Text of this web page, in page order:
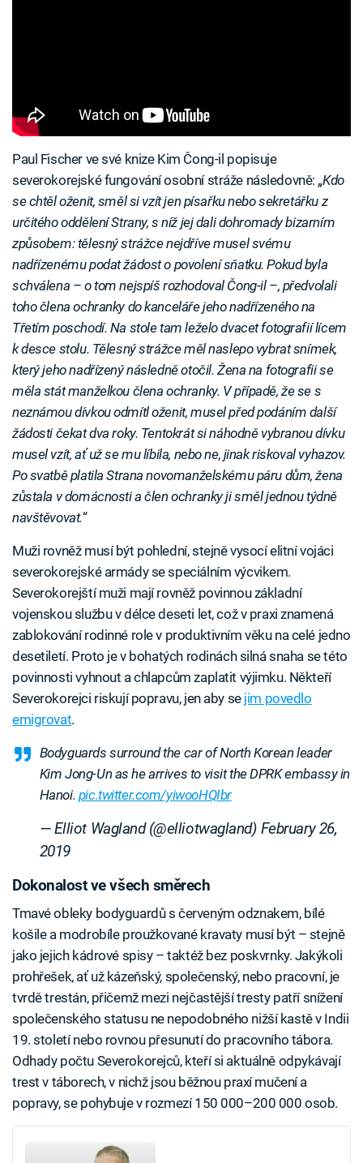
Paul Fischer ve své knize Kim Čong-il popisuje
severokorejské fungování osobní stráže následovně: „Kdo
se chtěl oženit, směl si vzít jen písařku nebo sekretářku z
určitého oddělení Strany, s níž jej dali dohromady bizarním
způsobem: tělesný strážce nejdříve musel svému
nadřízenému podat žádost o povolení sňatku. Pokud byla
schválena – o tom nejspíš rozhodoval Čong-il –, předvolali
toho člena ochranky do kanceláře jeho nadřízeného na
Třetím poschodí. Na stole tam leželo dvacet fotografií lícem
k desce stolu. Tělesný strážce měl naslepo vybrat snímek,
který jeho nadřízený následně otočil. Žena na fotografii se
měla stát manželkou člena ochranky. V případě, že se s
neznámou dívkou odmítl oženit, musel před podáním další
žádosti čekat dva roky. Tentokrát si náhodně vybranou dívku
musel vzít, ať už se mu líbila, nebo ne, jinak riskoval vyhazov.
Po svatbě platila Strana novomanželskému páru dům, žena
zůstala v domácnosti a člen ochranky ji směl jednou týdně
navštěvovat.“
Muži rovněž musí být pohlední, stejně vysocí elitní vojáci
severokorejské armády se speciálním výcvikem.
Severokorejští muži mají rovněž povinnou základní
vojenskou službu v délce deseti let, což v praxi znamená
zablokování rodinné role v produktivním věku na celé jedno
desetiletí. Proto je v bohatých rodinách silná snaha se této
povinnosti vyhnout a chlapcům zaplatit výjimku. Někteří
Severokorejci riskují popravu, jen aby se jim povedlo
emigrovat.
Bodyguards surround the car of North Korean leader
Kim Jong-Un as he arrives to visit the DPRK embassy in
Hanoi. pic.twitter.com/yiwooHQIbr
— Elliot Wagland (@elliotwagland) February 26,
2019
Dokonalost ve všech směrech
Tmavé obleky bodyguardů s červeným odznakem, bílé
košile a modrobíle proužkované kravaty musí být – stejně
jako jejich kádrové spisy – taktéž bez poskvrnky. Jakýkoli
prohřešek, ať už kázeňský, společenský, nebo pracovní, je
tvrdě trestán, přičemž mezi nejčastější tresty patří snížení
společenského statusu ne nepodobného nižší kastě v Indii
19. století nebo rovnou přesunutí do pracovního tábora.
Odhady počtu Severokorejců, kteří si aktuálně odpykávají
trest v táborech, v nichž jsou běžnou praxí mučení a
popravy, se pohybuje v rozmezí 150 000–200 000 osob.